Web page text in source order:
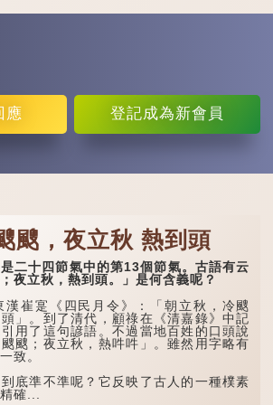
應 登記成為新會員
颼，夜立秋 熱到頭
十四節氣中的第13個節氣。古語有云
夜立秋，熱到頭。」是何含義呢？
崔寔《四民月令》：「朝立秋，冷颼
」。到了清代，顧祿在《清嘉錄》中記
用了這句諺語。不過當地百姓的口頭說
颼；夜立秋，熱吽吽」。雖然用字略有
致。
準不準呢？它反映了古人的一種樸素
確...